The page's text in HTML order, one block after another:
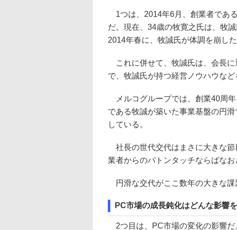
1つは、2014年6月、創業者であ
だ。現在、34歳の牧寛之氏は、牧
2014年春に、牧誠氏が体調を崩し
これに併せて、牧誠氏は、会長に
で、牧誠氏が持つ経営ノウハウな
メルコグループでは、創業40周
である牧誠が築いた事業基盤の円
している。
社長の世代交代はまさに大きな節
業者からのバトンタッチならばなお
円滑な交代がここ数年の大きな課
PC市場の成長鈍化はどんな影響
2つ目は、PC市場の変化の影響だ